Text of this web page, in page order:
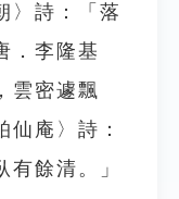
〉詩：「落
．李隆基
雲密遽飄
庵〉詩：
有餘清。」